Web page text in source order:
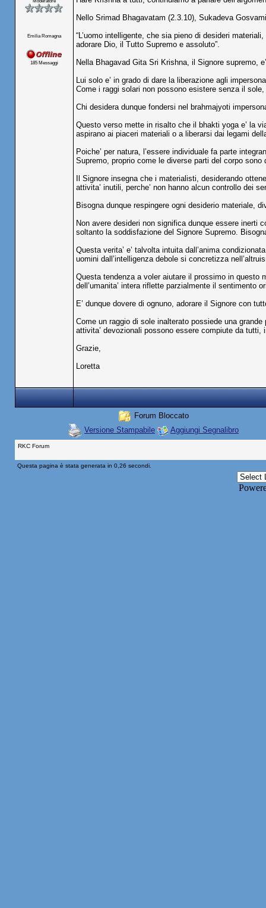
Emilia Romagna
185 Messaggi
Nello Srimad Bhagavatam (2.3.10), Sukadeva
“L’uomo intelligente, che sia pieno di desideri
adorare Dio, il Tutto Supremo e assoluto”.
Nella Bhagavad Gita Sri Krishna, il Signore supremo,
Lui solo e’ in grado di dare la liberazione agli
Come i raggi solari non possono esistere senza il
Chi desidera dunque fondersi nel brahmajyoti
Questo verso mette in risalto che il bhakti yoga e’ la
aspirano ai piaceri materiali o a liberarsi dai legami
Poiche’ per natura, l’essere individuale fa parte
Supremo, proprio come le diverse parti del corpo
Il Signore insegna che i materialisti, desiderando
attivita’ inutili, perche’ non hanno alcun controllo dei
Bisogna dunque respingere ogni desiderio materiale,
Non avere desideri non significa dunque essere inerti
soltanto la soddisfazione del Signore Supremo.
Questa verita’ e’ talvolta intuita dall’anima
uomini dall’intelligenza debole si concretizza
Questa tendenza a voler aiutare il prossimo in questo
dell’umanita’ intera riflette parzialmente il sentimento
E’ dunque dovere di ognuno, adorare il Signore con
Come un raggio di sole inalterato possiede una
attivita’ devozionali possono essere compiute da tutti,
Grazie,
Loretta
Forum Bloccato
Versione Stampabile
Aggiungi Segnalibro
RKC Forum
Questa pagina è stata generata in 0,26 secondi.